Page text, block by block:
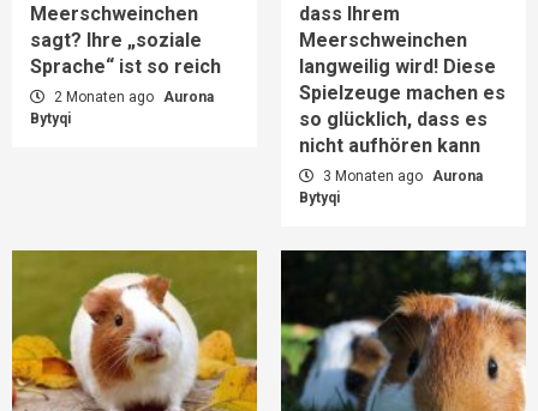
Meerschweinchen
sagt? Ihre „soziale
Sprache“ ist so reich
2 Monaten ago Aurona
Bytyqi
dass Ihrem
Meerschweinchen
langweilig wird! Diese
Spielzeuge machen es
so glücklich, dass es
nicht aufhören kann
3 Monaten ago Aurona
Bytyqi